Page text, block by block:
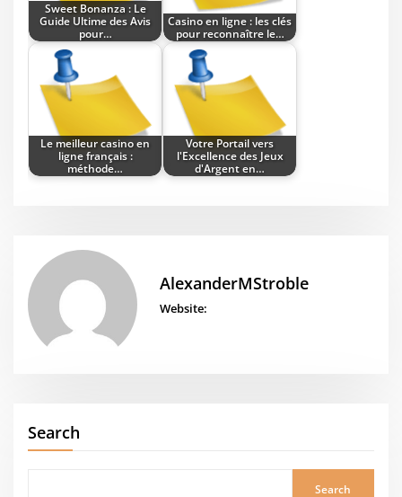
Sweet Bonanza : Le
Guide Ultime des Avis
pour…
Casino en ligne : les clés
pour reconnaître le…
Le meilleur casino en
ligne français :
méthode…
Votre Portail vers
l'Excellence des Jeux
d'Argent en…
AlexanderMStroble
Website:
Search
Search